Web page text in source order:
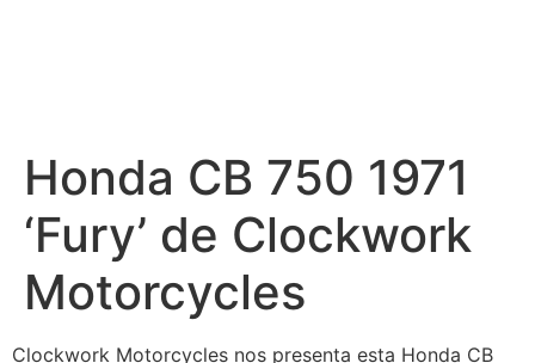
Honda CB 750 1971
‘Fury’ de Clockwork
Motorcycles
Clockwork Motorcycles nos presenta esta Honda CB